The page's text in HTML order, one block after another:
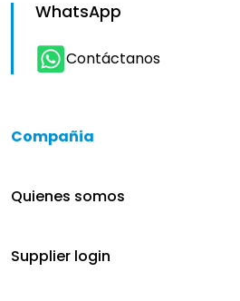
WhatsApp
Contáctanos
Compañia
Quienes somos
Supplier login